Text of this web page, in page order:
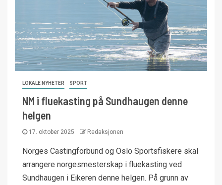
LOKALE NYHETER SPORT
NM i fluekasting på Sundhaugen denne
helgen
17. oktober 2025 Redaksjonen
Norges Castingforbund og Oslo Sportsfiskere skal
arrangere norgesmesterskap i fluekasting ved
Sundhaugen i Eikeren denne helgen. På grunn av